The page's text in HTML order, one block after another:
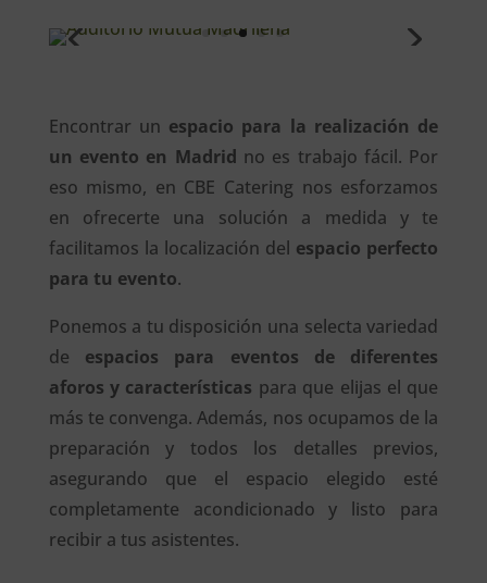
Encontrar un espacio para la realización de
un evento en Madrid no es trabajo fácil. Por
eso mismo, en CBE Catering nos esforzamos
en ofrecerte una solución a medida y te
facilitamos la localización del espacio perfecto
para tu evento.
Ponemos a tu disposición una selecta variedad
de espacios para eventos de diferentes
aforos y características para que elijas el que
más te convenga. Además, nos ocupamos de la
preparación y todos los detalles previos,
asegurando que el espacio elegido esté
completamente acondicionado y listo para
recibir a tus asistentes.